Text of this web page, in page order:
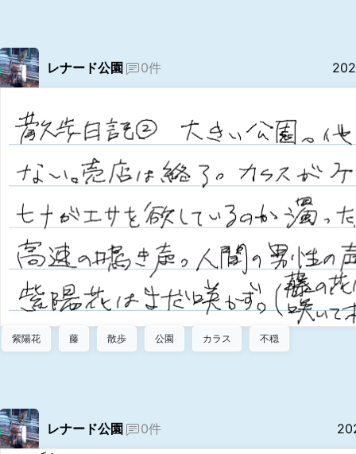
レナード公園 0件
紫陽花 藤 散歩 公園 カラス 不穏
レナード公園 0件